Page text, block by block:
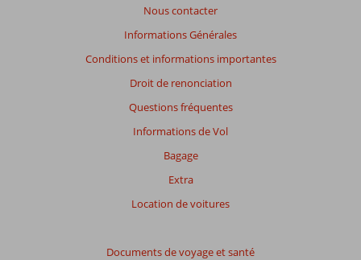
Nous contacter
Informations Générales
Conditions et informations importantes
Droit de renonciation
Questions fréquentes
Informations de Vol
Bagage
Extra
Location de voitures
Documents de voyage et santé